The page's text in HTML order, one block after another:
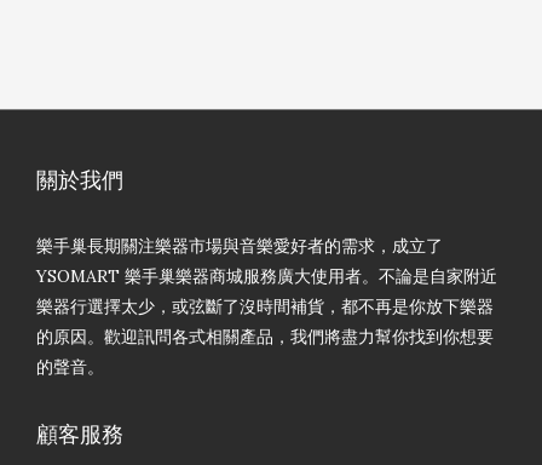
關於我們
樂手巢長期關注樂器市場與音樂愛好者的需求，成立了
YSOMART 樂手巢樂器商城服務廣大使用者。不論是自家附近
樂器行選擇太少，或弦斷了沒時間補貨，都不再是你放下樂器
的原因。歡迎訊問各式相關產品，我們將盡力幫你找到你想要
的聲音。
顧客服務